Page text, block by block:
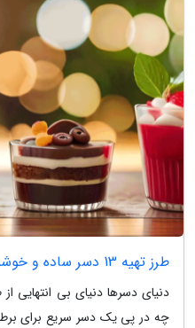
طرز تهیه 13 دسر ساده و خوشمزه که سریع آماده می شوند
دنیای دسرها دنیای بی انتهایی
چه در پی یک دسر سریع برای